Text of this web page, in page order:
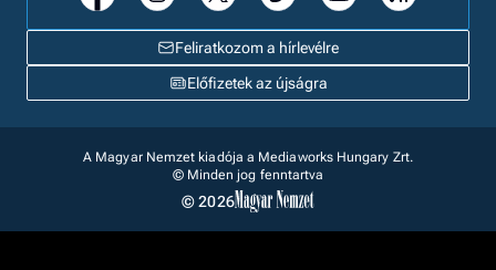
Feliratkozom a hírlevélre
Előfizetek az újságra
A Magyar Nemzet kiadója a Mediaworks Hungary Zrt.
© Minden jog fenntartva
© 2026